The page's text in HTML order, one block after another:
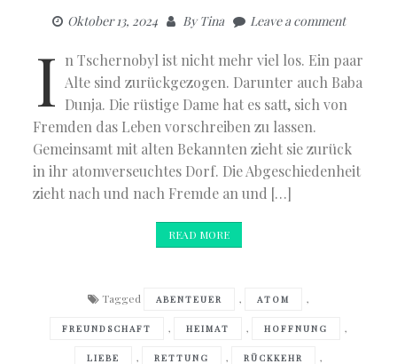
Oktober 13, 2024 ByTina Leave a comment
I n Tschernobyl ist nicht mehr viel los. Ein paar
Alte sind zurückgezogen. Darunter auch Baba
Dunja. Die rüstige Dame hat es satt, sich von
Fremden das Leben vorschreiben zu lassen.
Gemeinsamt mit alten Bekannten zieht sie zurück
in ihr atomverseuchtes Dorf. Die Abgeschiedenheit
zieht nach und nach Fremde an und […]
READ MORE
Tagged ABENTEUER , ATOM ,
FREUNDSCHAFT , HEIMAT , HOFFNUNG ,
LIEBE , RETTUNG , RÜCKKEHR ,